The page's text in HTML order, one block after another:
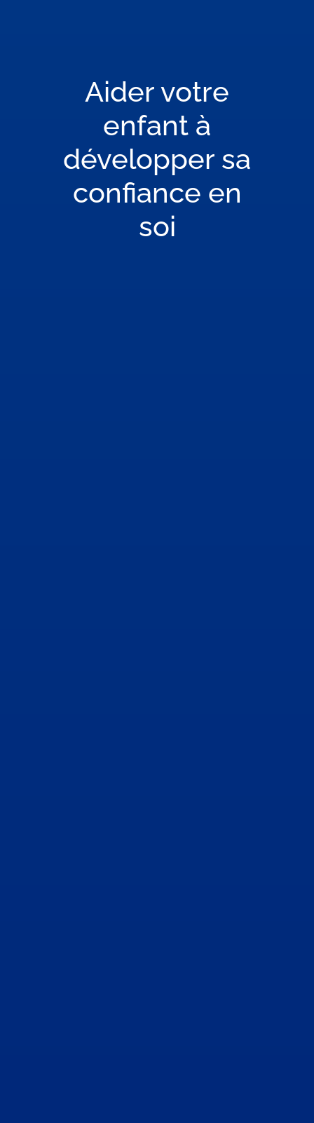
Aider votre
enfant à
développer sa
confiance en
soi